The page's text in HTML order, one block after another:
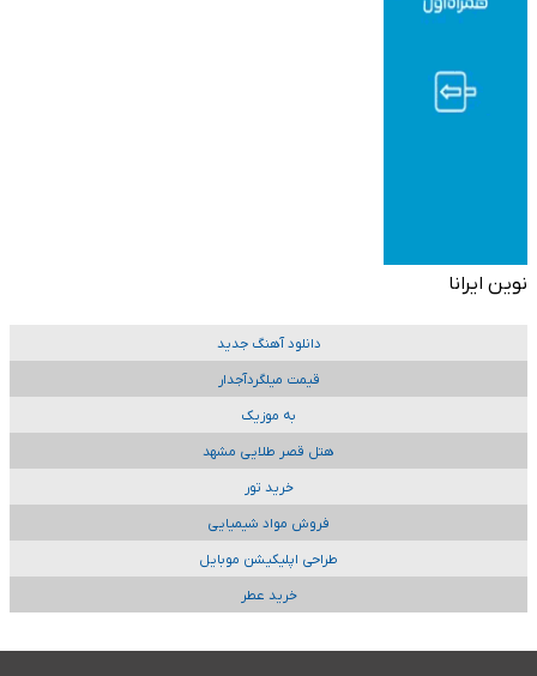
نوین ایرانا
دانلود آهنگ جدید
قیمت میلگردآجدار
به موزیک
هتل قصر طلایی مشهد
خرید تور
فروش مواد شیمیایی
طراحی اپلیکیشن موبایل
خرید عطر